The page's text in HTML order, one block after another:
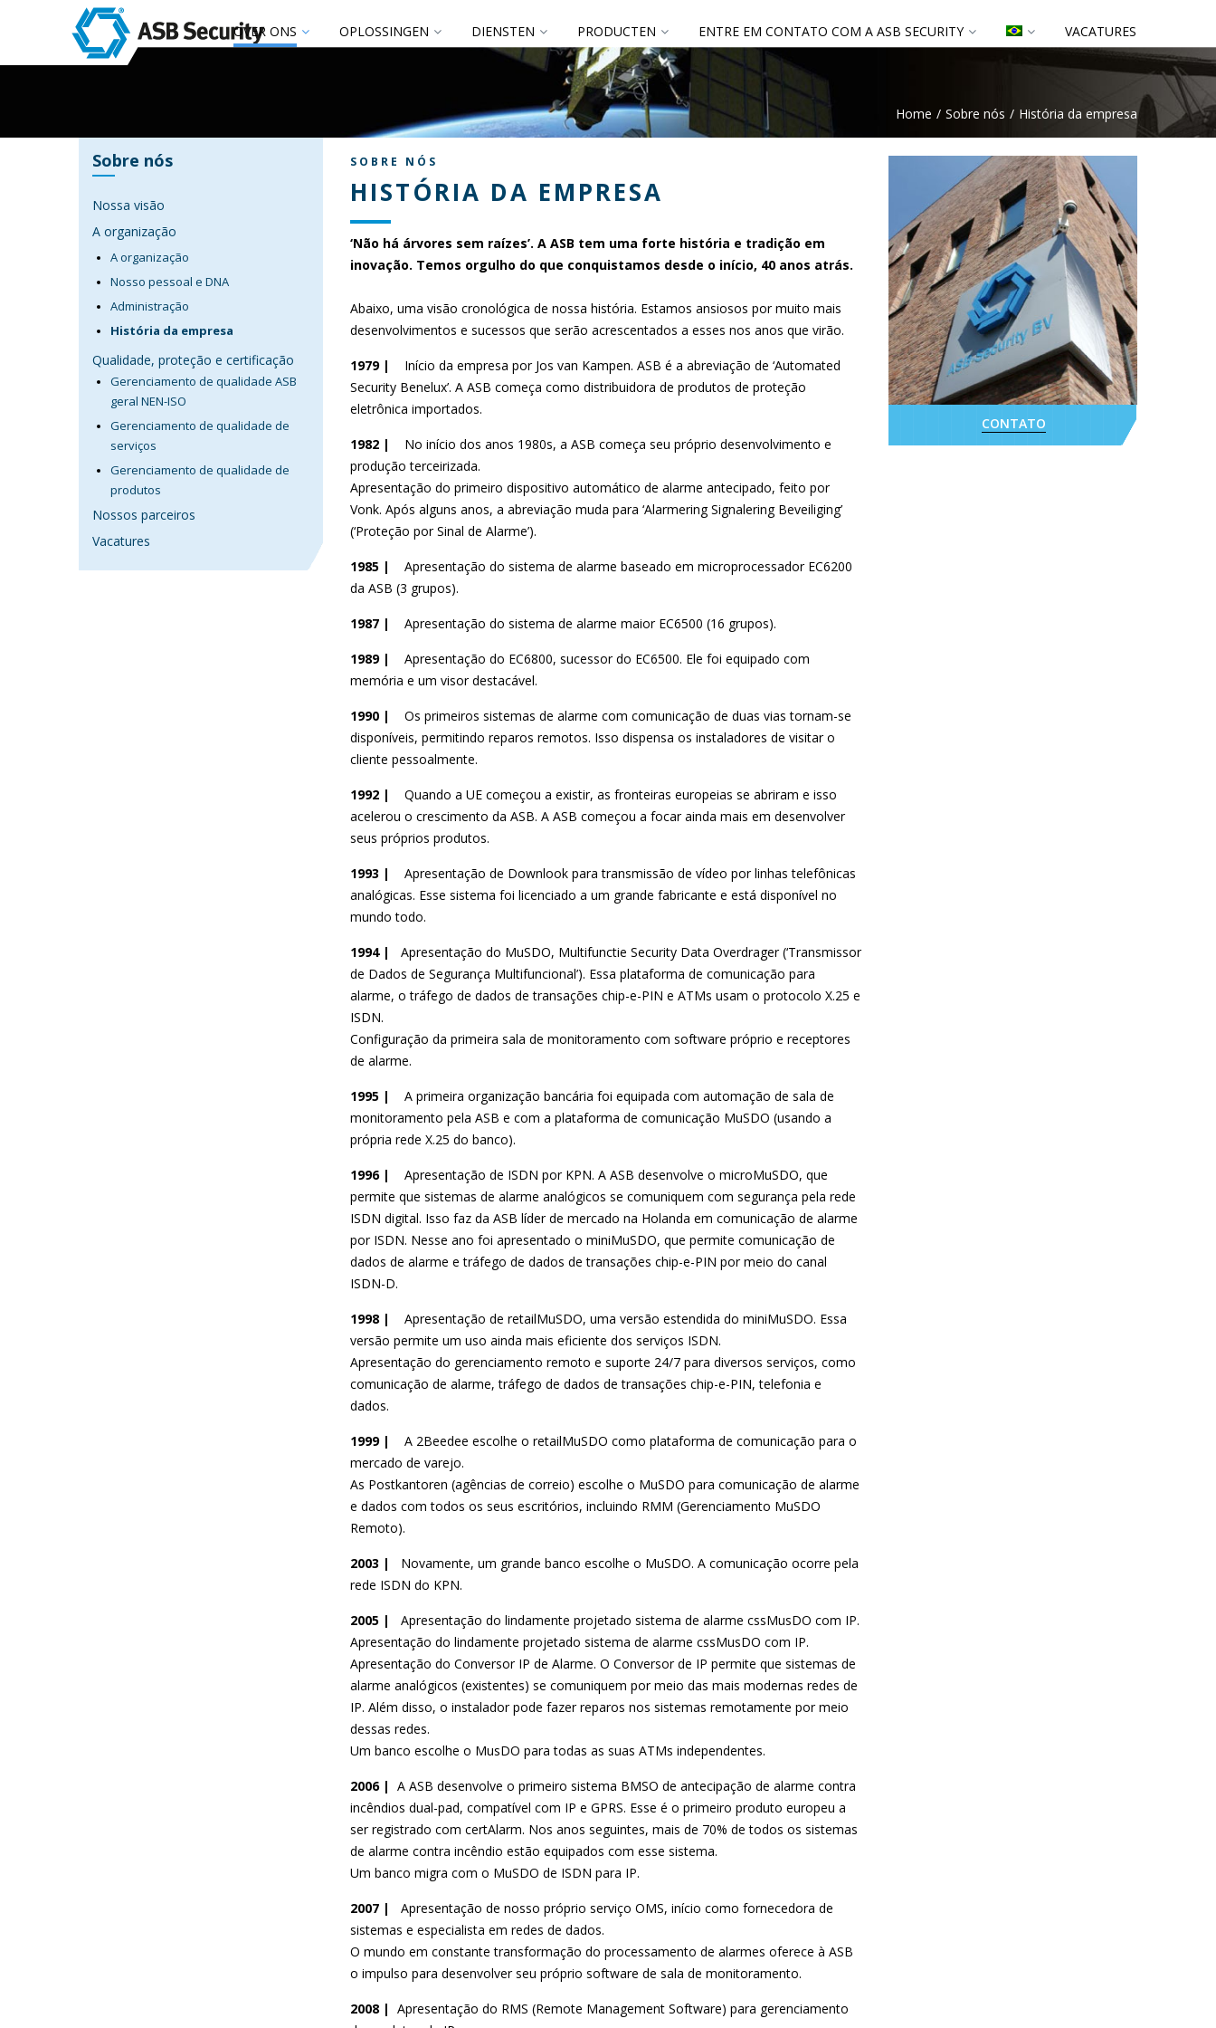
OVER ONS OPLOSSINGEN DIENSTEN PRODUCTEN ENTRE EM CONTATO COM A ASB SECURITY VACATURES
Home Sobre nós História da empresa
SOBRE NÓS
HISTÓRIA DA EMPRESA
‘Não há árvores sem raízes’. A ASB tem uma forte história e tradição em
inovação. Temos orgulho do que conquistamos desde o início, 40 anos atrás.
Abaixo, uma visão cronológica de nossa história. Estamos ansiosos por muito mais
desenvolvimentos e sucessos que serão acrescentados a esses nos anos que virão.
1979 |
Início da empresa por Jos van Kampen. ASB é a abreviação de ‘Automated
Security Benelux’. A ASB começa como distribuidora de produtos de proteção
eletrônica importados.
1982 |
No início dos anos 1980s, a ASB começa seu próprio desenvolvimento e
produção terceirizada.
Apresentação do primeiro dispositivo automático de alarme antecipado, feito por
Vonk. Após alguns anos, a abreviação muda para ‘Alarmering Signalering Beveiliging’
(‘Proteção por Sinal de Alarme’).
1985 |
Apresentação do sistema de alarme baseado em microprocessador EC6200
da ASB (3 grupos).
1987 | Apresentação do sistema de alarme maior EC6500 (16 grupos).
1989 |
Apresentação do EC6800, sucessor do EC6500. Ele foi equipado com
memória e um visor destacável.
1990 |
Os primeiros sistemas de alarme com comunicação de duas vias tornam-se
disponíveis, permitindo reparos remotos. Isso dispensa os instaladores de visitar o
cliente pessoalmente.
1992 |
Quando a UE começou a existir, as fronteiras europeias se abriram e isso
acelerou o crescimento da ASB. A ASB começou a focar ainda mais em desenvolver
seus próprios produtos.
1993 |
Apresentação de Downlook para transmissão de vídeo por linhas telefônicas
analógicas. Esse sistema foi licenciado a um grande fabricante e está disponível no
mundo todo.
1994 |
Apresentação do MuSDO, Multifunctie Security Data Overdrager (‘Transmissor
de Dados de Segurança Multifuncional’). Essa plataforma de comunicação para
alarme, o tráfego de dados de transações chip-e-PIN e ATMs usam o protocolo X.25 e
ISDN.
Configuração da primeira sala de monitoramento com software próprio e receptores
de alarme.
1995 |
A primeira organização bancária foi equipada com automação de sala de
monitoramento pela ASB e com a plataforma de comunicação MuSDO (usando a
própria rede X.25 do banco).
1996 |
Apresentação de ISDN por KPN. A ASB desenvolve o microMuSDO, que
permite que sistemas de alarme analógicos se comuniquem com segurança pela rede
ISDN digital. Isso faz da ASB líder de mercado na Holanda em comunicação de alarme
por ISDN. Nesse ano foi apresentado o miniMuSDO, que permite comunicação de
dados de alarme e tráfego de dados de transações chip-e-PIN por meio do canal
ISDN-D.
1998 |
Apresentação de retailMuSDO, uma versão estendida do miniMuSDO. Essa
versão permite um uso ainda mais eficiente dos serviços ISDN.
Apresentação do gerenciamento remoto e suporte 24/7 para diversos serviços, como
comunicação de alarme, tráfego de dados de transações chip-e-PIN, telefonia e
dados.
1999 |
A 2Beedee escolhe o retailMuSDO como plataforma de comunicação para o
mercado de varejo.
As Postkantoren (agências de correio) escolhe o MuSDO para comunicação de alarme
e dados com todos os seus escritórios, incluindo RMM (Gerenciamento MuSDO
Remoto).
2003 | Novamente, um grande banco escolhe o MuSDO. A comunicação ocorre pela
rede ISDN do KPN.
2005 |
Apresentação do lindamente projetado sistema de alarme cssMusDO com IP.
Apresentação do lindamente projetado sistema de alarme cssMusDO com IP.
Apresentação do Conversor IP de Alarme. O Conversor de IP permite que sistemas de
alarme analógicos (existentes) se comuniquem por meio das mais modernas redes de
IP. Além disso, o instalador pode fazer reparos nos sistemas remotamente por meio
dessas redes.
Um banco escolhe o MusDO para todas as suas ATMs independentes.
2006 | A ASB desenvolve o primeiro sistema BMSO de antecipação de alarme contra
incêndios dual-pad, compatível com IP e GPRS. Esse é o primeiro produto europeu a
ser registrado com certAlarm. Nos anos seguintes, mais de 70% de todos os sistemas
de alarme contra incêndio estão equipados com esse sistema.
Um banco migra com o MuSDO de ISDN para IP.
2007 |
Apresentação de nosso próprio serviço OMS, início como fornecedora de
sistemas e especialista em redes de dados.
O mundo em constante transformação do processamento de alarmes oferece à ASB
o impulso para desenvolver seu próprio software de sala de monitoramento.
2008 | Apresentação do RMS (Remote Management Software) para gerenciamento
CONTATO
Sobre nós
Nossa visão
A organização
A organização
Nosso pessoal e DNA
Administração
História da empresa
Qualidade, proteção e certificação
Gerenciamento de qualidade ASB
geral NEN-ISO
Gerenciamento de qualidade de
serviços
Gerenciamento de qualidade de
produtos
Nossos parceiros
Vacatures